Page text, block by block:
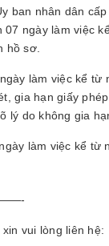
ban nhân dân
ngày làm việc
hồ sơ.
làm việc kể
gia hạn giấy
lý do không gia
làm việc kể từ
vui lòng liên hệ: